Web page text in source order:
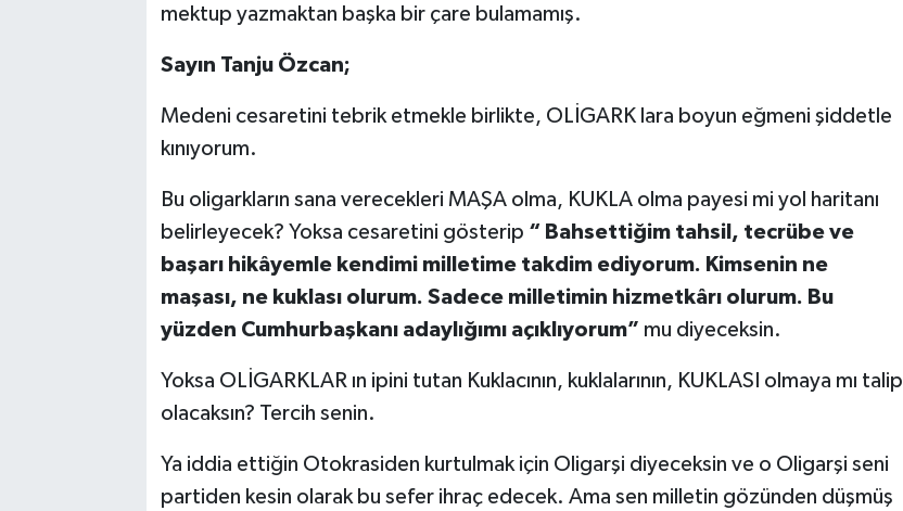
mektup yazmaktan başka bir çare bulamamış.
Sayın Tanju Özcan;
Medeni cesaretini tebrik etmekle birlikte, OLİGARK lara boyun eğmeni şiddetle
kınıyorum.
Bu oligarkların sana verecekleri MAŞA olma, KUKLA olma payesi mi yol haritanı
belirleyecek? Yoksa cesaretini gösterip “ Bahsettiğim tahsil, tecrübe ve
başarı hikâyemle kendimi milletime takdim ediyorum. Kimsenin ne
maşası, ne kuklası olurum. Sadece milletimin hizmetkârı olurum. Bu
yüzden Cumhurbaşkanı adaylığımı açıklıyorum” mu diyeceksin.
Yoksa OLİGARKLAR ın ipini tutan Kuklacının, kuklalarının, KUKLASI olmaya mı talip
olacaksın? Tercih senin.
Ya iddia ettiğin Otokrasiden kurtulmak için Oligarşi diyeceksin ve o Oligarşi seni
partiden kesin olarak bu sefer ihraç edecek. Ama sen milletin gözünden düşmüş